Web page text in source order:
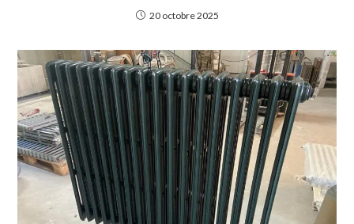
20 octobre 2025